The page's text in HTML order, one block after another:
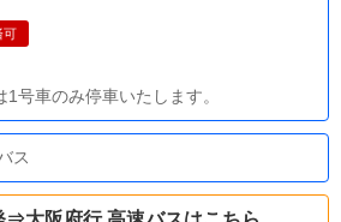
可
1号車のみ停車いたします。
ス